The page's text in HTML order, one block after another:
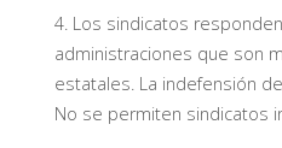
4. Los sindicatos
administraciones que son
estatales. La indefensión
No se permiten sindicatos